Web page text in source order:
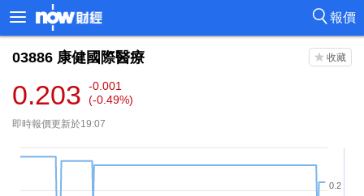
報價
03886 康健國際醫療
0.203
-0.001
(-0.49%)
即時報價更新於19:07